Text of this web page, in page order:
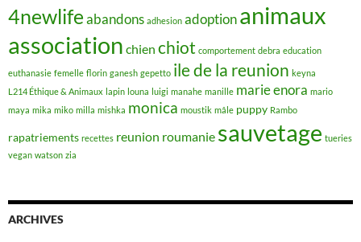
4newlifeabandons adhesion adoptionanimaux
association chien chiot comportement debra education
euthanasie femelle florin ganesh gepetto ile de la reunion keyna
L214 Éthique & Animaux lapin louna luigi manahe manille marie enora mario
maya mika miko milla mishka monica moustik mâle puppy Rambo
rapatriements recettes reunion roumanie sauvetage tueries
vegan watson zia
ARCHIVES